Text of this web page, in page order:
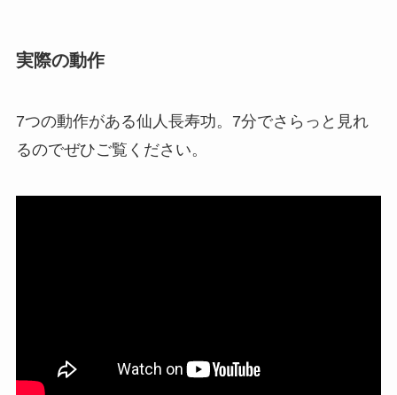
実際の動作
7つの動作がある仙人長寿功。7分でさらっと見れ
るのでぜひご覧ください。